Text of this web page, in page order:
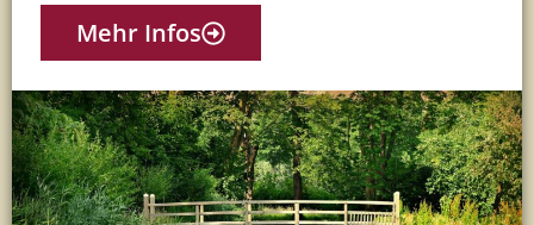
Mehr Infos